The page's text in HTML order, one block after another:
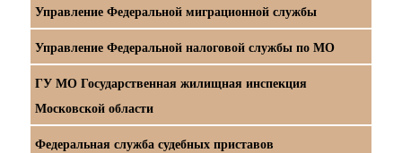
Управление Федеральной миграционной службы
Управление Федеральной налоговой службы по МО
ГУ МО Государственная жилищная инспекция
Московской области
Федеральная служба судебных приставов